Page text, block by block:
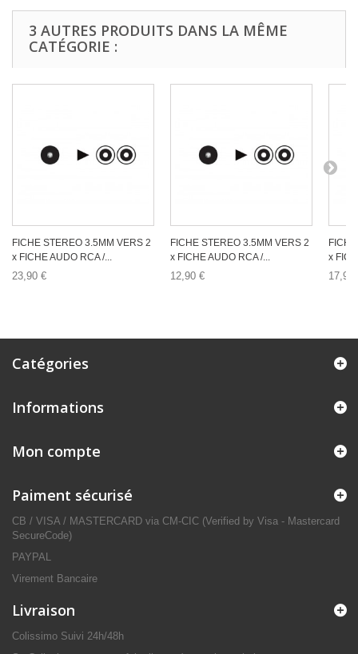
3 AUTRES PRODUITS DANS LA MÊME
CATÉGORIE :
FICHE STEREO 3.5MM VERS 2
x FICHE AUDO RCA /...
23,90 €
FICHE STEREO 3.5MM VERS 2
x FICHE AUDO RCA /...
12,90 €
x
17,90
Catégories
Informations
Mon compte
Paiment sécurisé
CB / VISA / MASTERCARD via CM-CIC (Verified by Visa - Mastercard
SecureCode)
PAYPAL
Virement Bancaire
Livraison
Colissimo Suivi 24h/48h